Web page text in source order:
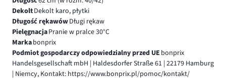
DekoltDekolt karo, płytki
Długość rękawówDługi rękaw
PielęgnacjaPranie w pralce 30°C
Markabonprix
Podmiot gospodarczy odpowiedzialny przed UE bonprix
Handelsgesellschaft mbH | Haldesdorfer Straße 61 | 22179 Hamburg
| Niemcy, Kontakt: https://www.bonprix.pl/pomoc/kontakt/